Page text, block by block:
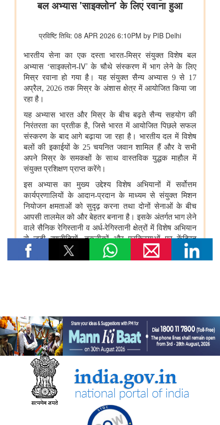
पेटेंट, डिज़ाइन और ट्रेडमार्क महानियंत्रक कार्यालय ने भारत के 15 केन्द्रों
पर पेटेंट और ट्रेडमार्क एजेंट परीक्षा 2027 के लिए संभावित कार्यक्रम घोषित
प्रधान संचार लेखा नियंत्रक कार्यालय, दिल्ली ने पेंशन अदालत का
सफलतापूर्वक आयोजन किया
संस्‍कृति मंत्रालय
भारत की अमूर्त सांस्कृतिक विरासत का संरक्षण
कम-प्रसिद्ध पर्यटन स्थलों में सांस्कृतिक विरासत और पर्यटन
राष्ट्रीय पुस्तकालय कार्यक्रम
रक्षा मंत्रालय
रक्षा मंत्री ने प्रादेशिक सेना संबंधी रक्षा मंत्रालय की संसदीय सलाहकार
समिति की बैठक की अध्यक्षता की
इलेक्ट्रानिक्स एवं आईटी मंत्रालय
सरकार ने कृत्रिम बुद्धिमत्ता से निर्मित डीपफेक से निपटने के लिए नियामक ढांचे
को मजबूत किया
सरकार ने भारत की बढ़ती डिजिटल और एआई अवसंरचना के लिए डेटा सेंटर
डीएफएस के बीमा प्रभाग को जून 2026 के शिकायत निवारण मूल्यांकन और
सूचकांक (जीआरएआई) के समूह ए श्रेणी में तीसरा स्थान
स्‍वास्‍थ्‍य एवं परिवार कल्‍याण मंत्रालय
केंद्रीय स्वास्थ्य मंत्रालय ने फर्जी या मनगढ़ंत आंकड़े प्रस्‍तुत करने वाले
आवेदकों को आयोग्‍य ठहराने के लिए सख्त औषधि नियमों को अधिसूचित किया